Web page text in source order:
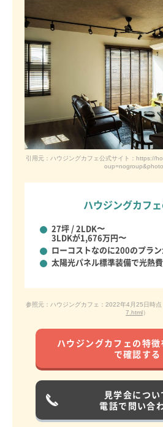
引用元：ハウジングカフェ公式サイト：https://
ハウジングカフ
27坪 / 2LDK〜
3LDKが1,676万円〜
ローコストなのに200のプラ
太陽光パネル標準装備で光熱
参照元：ハウジングカフェ：2022年4月25日時点
7.html）
ハウジングカフェの特徴
で確認する
見学会につい
電話で問い合